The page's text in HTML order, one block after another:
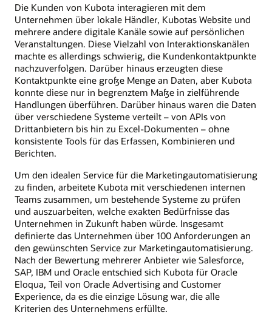
Die Kunden von Kubota interagieren mit dem
Unternehmen über lokale Händler, Kubotas Website und
mehrere andere digitale Kanäle sowie auf persönlichen
Veranstaltungen. Diese Vielzahl von Interaktionskanälen
machte es allerdings schwierig, die Kundenkontaktpunkte
nachzuverfolgen. Darüber hinaus erzeugten diese
Kontaktpunkte eine große Menge an Daten, aber Kubota
konnte diese nur in begrenztem Maße in zielführende
Handlungen überführen. Darüber hinaus waren die Daten
über verschiedene Systeme verteilt – von APIs von
Drittanbietern bis hin zu Excel-Dokumenten – ohne
konsistente Tools für das Erfassen, Kombinieren und
Berichten.
Um den idealen Service für die Marketingautomatisierung
zu finden, arbeitete Kubota mit verschiedenen internen
Teams zusammen, um bestehende Systeme zu prüfen
und auszuarbeiten, welche exakten Bedürfnisse das
Unternehmen in Zukunft haben würde. Insgesamt
definierte das Unternehmen über 100 Anforderungen an
den gewünschten Service zur Marketingautomatisierung.
Nach der Bewertung mehrerer Anbieter wie Salesforce,
SAP, IBM und Oracle entschied sich Kubota für Oracle
Eloqua, Teil von Oracle Advertising and Customer
Experience, da es die einzige Lösung war, die alle
Kriterien des Unternehmens erfüllte.